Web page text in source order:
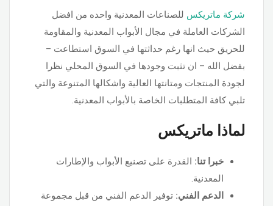
شركة ماتريكس للصناعات المعدنية واحده من افضل
الشركات العاملة في مجال الأبواب المعدنية والمقاومة
للحريق حيث انها رغم حداثتها في السوق استطاعت –
بفضل الله – ان تثبت وجودها في السوق المحلي نظرا
لجودة المنتجات ومتانتها العالية واشكالها المتنوعة والتي
تلبي كافة المتطلبات الخاصة بالأبواب المعدنية.
لماذا ماتريكس
خبرا تنا: القدرة على تصنيع الأبواب والإطارات
المعدنية.
الدعم الفني: توفير الدعم الفني من قبل مجموعة